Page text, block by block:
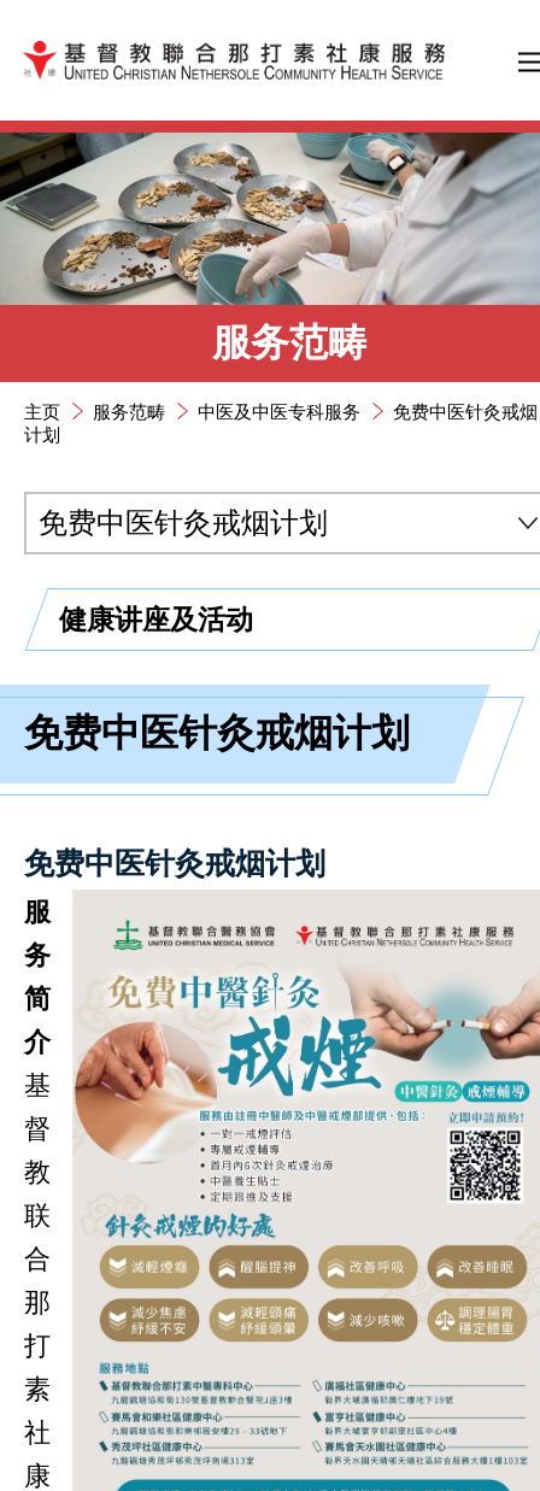
跳到内容（按输入键）
服务范畴
主页 服务范畴 中医及中医专科服务
免费中医针灸戒烟
计划
免费中医针灸戒烟计划
健康讲座及活动
免费中医针灸戒烟计划
免费中医针灸戒烟计划
服
务
简
介
基
督
教
联
合
那
打
素
社
康